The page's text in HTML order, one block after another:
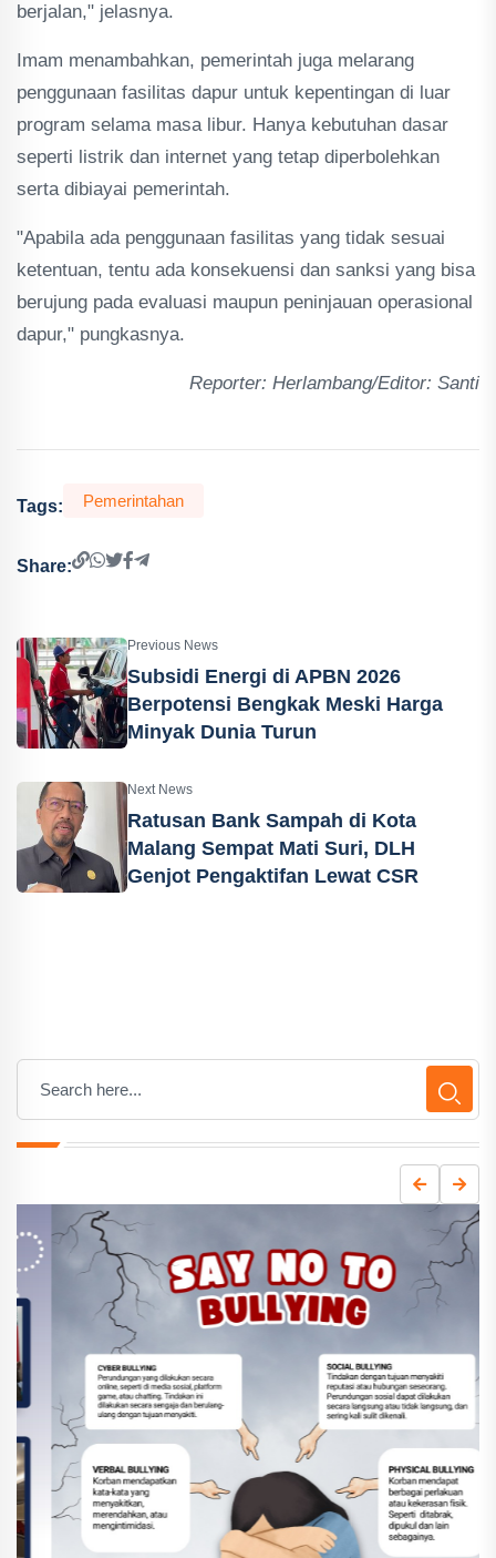
berjalan," jelasnya.
Imam menambahkan, pemerintah juga melarang
penggunaan fasilitas dapur untuk kepentingan di luar
program selama masa libur. Hanya kebutuhan dasar
seperti listrik dan internet yang tetap diperbolehkan
serta dibiayai pemerintah.
"Apabila ada penggunaan fasilitas yang tidak sesuai
ketentuan, tentu ada konsekuensi dan sanksi yang bisa
berujung pada evaluasi maupun peninjauan operasional
dapur," pungkasnya.
Reporter: Herlambang/Editor: Santi
Tags: Pemerintahan
Share:
Previous News
Subsidi Energi di APBN 2026
Berpotensi Bengkak Meski Harga
Minyak Dunia Turun
Next News
Ratusan Bank Sampah di Kota
Malang Sempat Mati Suri, DLH
Genjot Pengaktifan Lewat CSR